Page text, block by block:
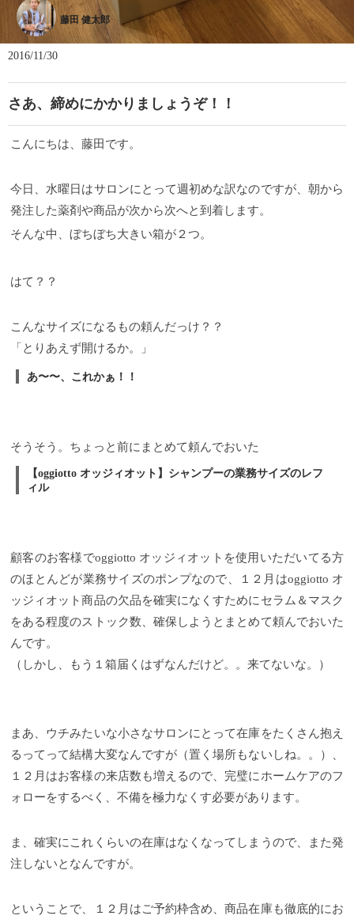
藤田 健太郎
2016/11/30
さあ、締めにかかりましょうぞ！！
こんにちは、藤田です。
今日、水曜日はサロンにとって週初めな訳なのですが、朝から
発注した薬剤や商品が次から次へと到着します。
そんな中、ぼちぼち大きい箱が２つ。
はて？？
こんなサイズになるもの頼んだっけ？？
「とりあえず開けるか。」
あ〜〜、これかぁ！！
そうそう。ちょっと前にまとめて頼んでおいた
【oggiotto オッジィオット】シャンプーの業務サイズのレフ
ィル
顧客のお客様でoggiotto オッジィオットを使用いただいてる方
のほとんどが業務サイズのポンプなので、１２月はoggiotto オ
ッジィオット商品の欠品を確実になくすためにセラム＆マスク
をある程度のストック数、確保しようとまとめて頼んでおいた
んです。
（しかし、もう１箱届くはずなんだけど。。来てないな。）
まあ、ウチみたいな小さなサロンにとって在庫をたくさん抱え
るってって結構大変なんですが（置く場所もないしね。。）、
１２月はお客様の来店数も増えるので、完璧にホームケアのフ
ォローをするべく、不備を極力なくす必要があります。
ま、確実にこれくらいの在庫はなくなってしまうので、また発
注しないとなんですが。
ということで、１２月はご予約枠含め、商品在庫も徹底的にお